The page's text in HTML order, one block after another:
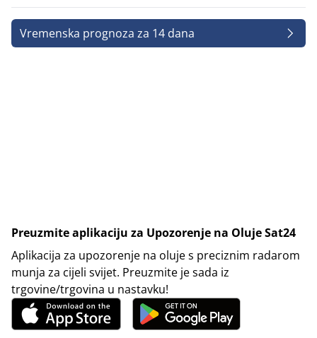
Vremenska prognoza za 14 dana
Preuzmite aplikaciju za Upozorenje na Oluje Sat24
Aplikacija za upozorenje na oluje s preciznim radarom
munja za cijeli svijet. Preuzmite je sada iz
trgovine/trgovina u nastavku!